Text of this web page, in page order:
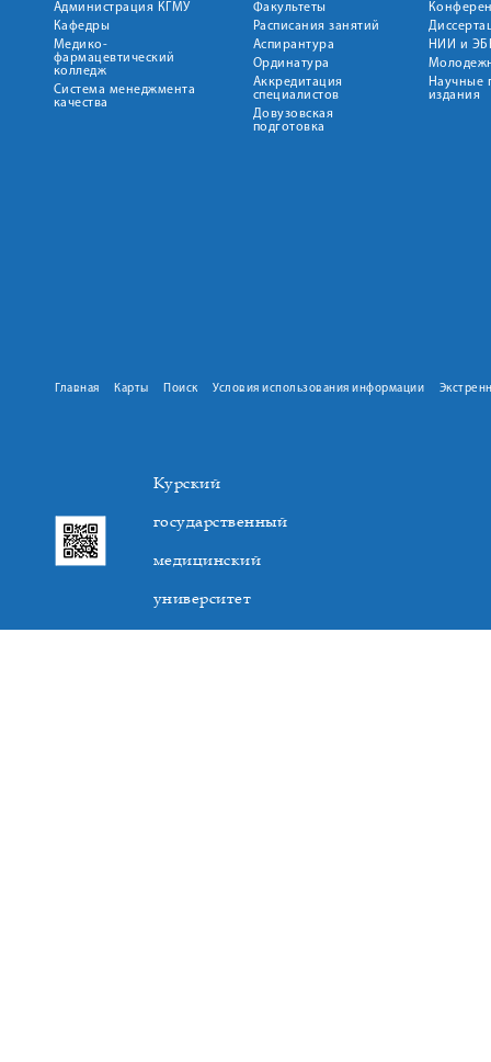
Администрация КГМУ
Кафедры
Медико-
фармацевтический
колледж
Система менеджмента
качества
Факультеты
Расписания занятий
Аспирантура
Ординатура
Аккредитация
специалистов
Довузовская
подготовка
НИИ и
Научные
издания
Главная Карты Поиск Условия использования информации
Курский
государственный
медицинский
университет